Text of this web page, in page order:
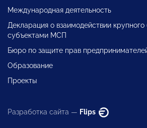
Международная деятельность
Декларация о взаимодействии крупного
субъектами МСП
Бюро по защите прав
Образование
Проекты
Разработка сайта — Flips